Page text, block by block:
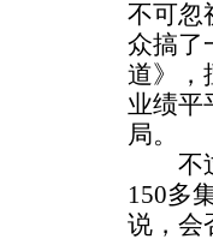
不可忽
众搞了
道》，
业绩平
局。
不过
150多
说，会